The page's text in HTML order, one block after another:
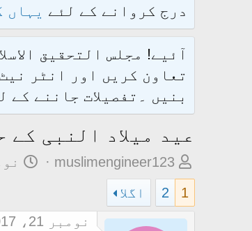
درج کروانے کے لئے یہاں
آئیے! مجلس التحقیق
تعاون کریں اور انٹر
بنیں ۔تفصیلات جاننے کے
عید میلاد النبی
م
و
ض
و
muslimengineer123
ت
ی
1
2 اگلا
نومبر 21، 2017